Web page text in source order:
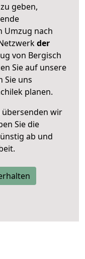
geben,
Umzug nach
der
von Bergisch
Sie auf unsere
Sie uns
planen.
wir
Sie die
ab und